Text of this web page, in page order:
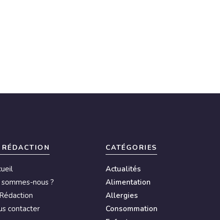
sommes-nous ?
contacter
CATÉGORIES
Actualités
Alimentation
Allergies
Consommation